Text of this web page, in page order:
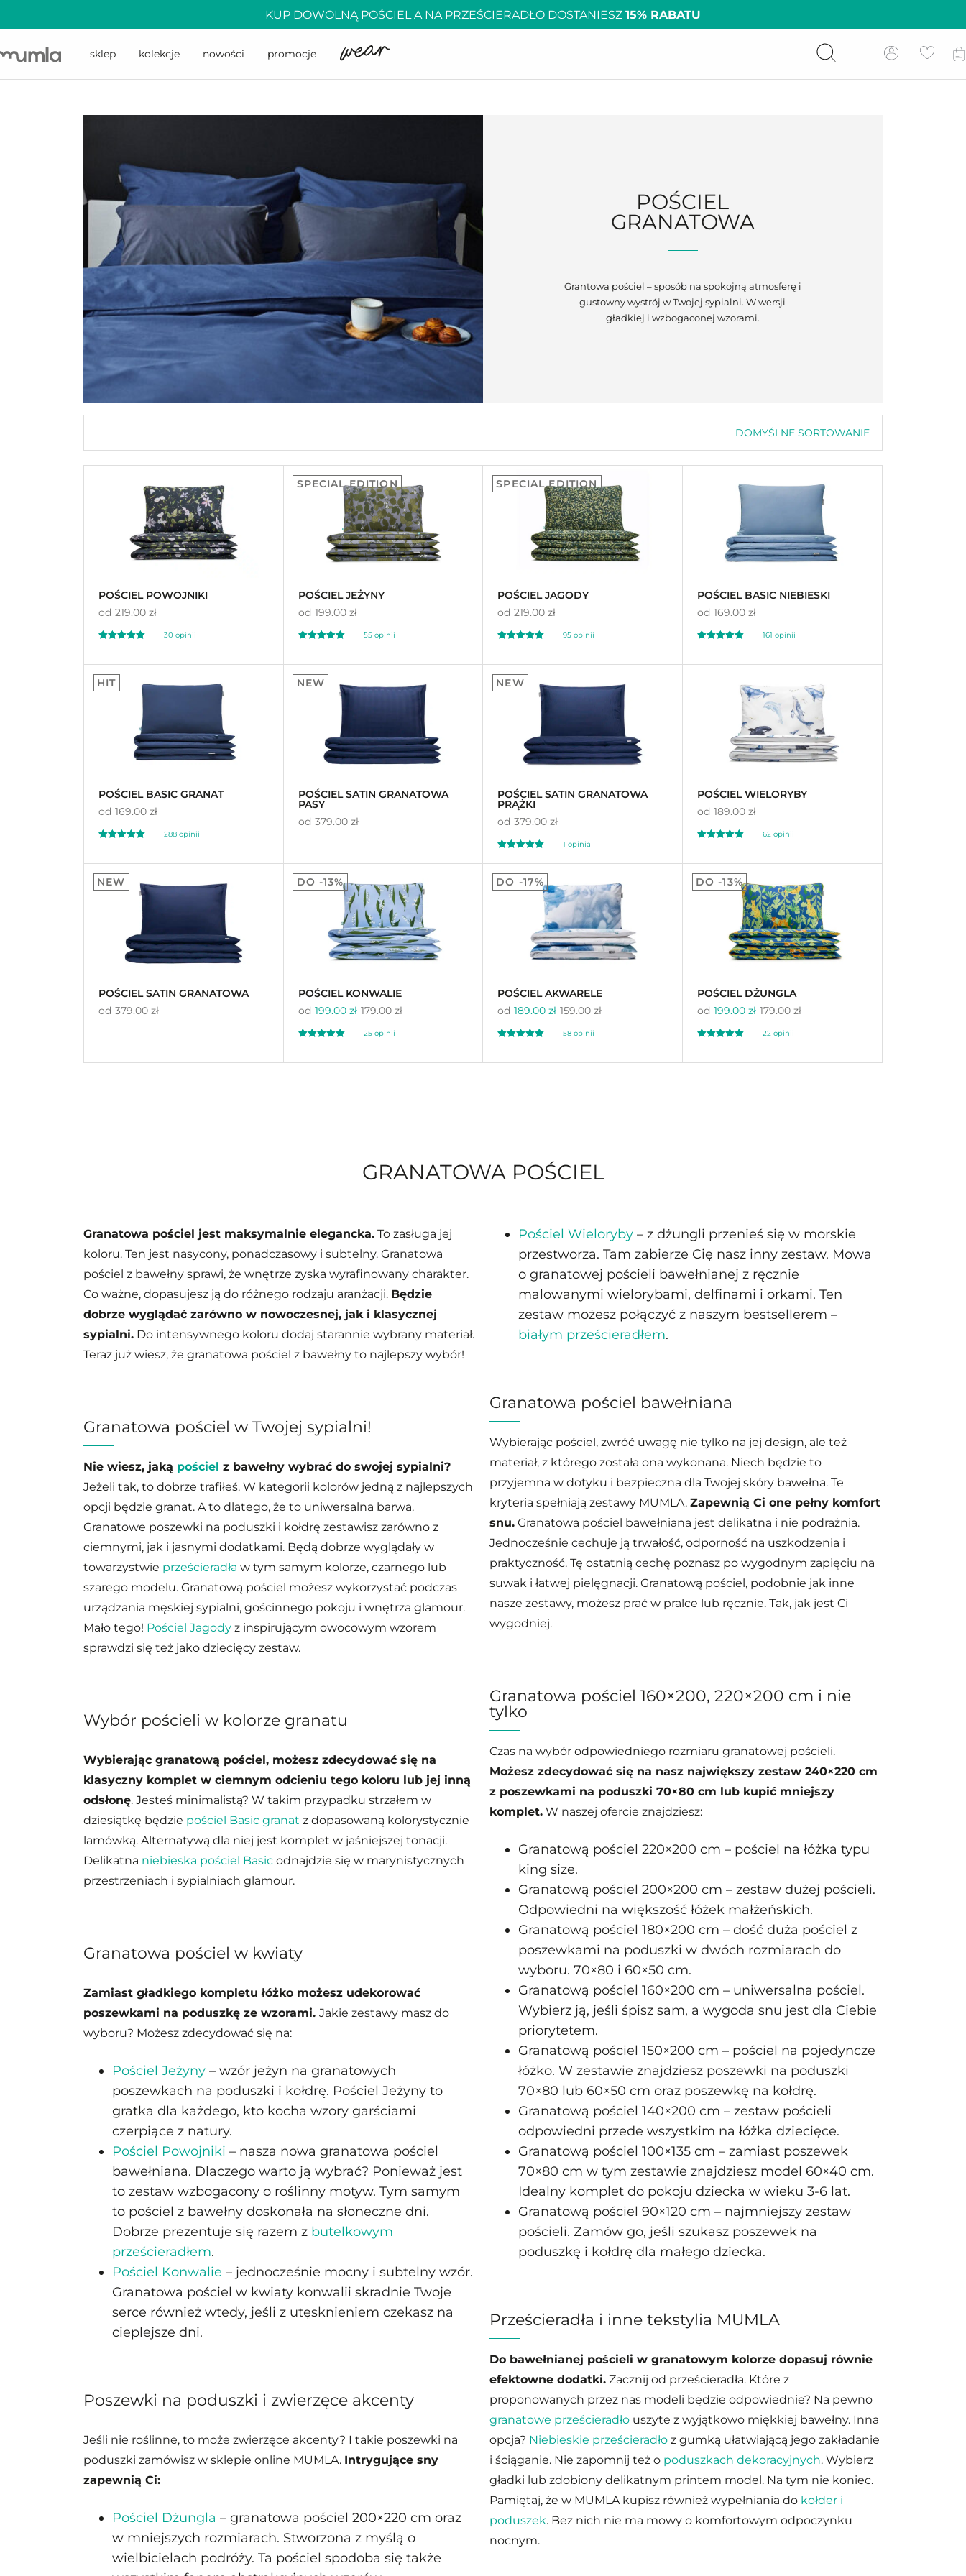
KUP DOWOLNĄ POŚCIEL A NA PRZEŚCIERADŁO DOSTANIESZ 15% RABATU
sklep kolekcje nowości promocje
POŚCIEL
GRANATOWA
Grantowa pościel – sposób na spokojną atmosferę i
gustowny wystrój w Twojej sypialni. W wersji
gładkiej i wzbogaconej wzorami.
DOMYŚLNE SORTOWANIE
Domyślne sortowanie
Sortuj wg popularności
Sortuj wg średniej oceny
Sortuj od najnowszych
Sortuj po cenie od najniższej
Sortuj po cenie od najwyższej
POŚCIEL POWOJNIKI
od 219.00 zł
na 5 na
ocen
30 opinii
SPECIAL EDITION
POŚCIEL JEŻYNY
od 199.00 zł
na 5 na
ocen
55opinii
SPECIAL EDITION
POŚCIEL JAGODY
od 219.00 zł
na 5 na
podstawieocen
95 opinii
POŚCIEL BASIC NIEBIESKI
od 169.00 zł
ocen
161 opinii
HIT
POŚCIEL BASIC GRANAT
od 169.00 zł
na 5 na
ocen
288 opinii
NEW
POŚCIEL SATIN GRANATOWA
PASY
od 379.00 zł
NEW
POŚCIEL SATIN GRANATOWA
PRĄŻKI
od 379.00 zł
5.00
oceny
1 opinia
POŚCIEL WIELORYBY
od 189.00 zł
na 5 na
ocen
62 opinii
NEW
POŚCIEL SATIN GRANATOWA
od 379.00 zł
DO -13%
POŚCIEL KONWALIE
od
179.00 zł
199.00 zł
25opinii
DO -17%
POŚCIEL AKWARELE
od
159.00 zł
189.00 zł
58 opinii
DO -13%
POŚCIEL DŻUNGLA
od
179.00 zł
199.00 zł
22 opinii
GRANATOWA POŚCIEL
Granatowa pościel jest maksymalnie elegancka. To zasługa jej
koloru. Ten jest nasycony, ponadczasowy i subtelny. Granatowa
pościel z bawełny sprawi, że wnętrze zyska wyrafinowany charakter.
Co ważne, dopasujesz ją do różnego rodzaju aranżacji. Będzie
dobrze wyglądać zarówno w nowoczesnej, jak i klasycznej
sypialni. Do intensywnego koloru dodaj starannie wybrany materiał.
Teraz już wiesz, że granatowa pościel z bawełny to najlepszy wybór!
Granatowa pościel w Twojej sypialni!
Nie wiesz, jaką pościel z bawełny wybrać do swojej sypialni?
Jeżeli tak, to dobrze trafiłeś. W kategorii kolorów jedną z najlepszych
opcji będzie granat. A to dlatego, że to uniwersalna barwa.
Granatowe poszewki na poduszki i kołdrę zestawisz zarówno z
ciemnymi, jak i jasnymi dodatkami. Będą dobrze wyglądały w
towarzystwie prześcieradła w tym samym kolorze, czarnego lub
szarego modelu. Granatową pościel możesz wykorzystać podczas
urządzania męskiej sypialni, gościnnego pokoju i wnętrza glamour.
Mało tego! Pościel Jagody z inspirującym owocowym wzorem
sprawdzi się też jako dziecięcy zestaw.
Wybór pościeli w kolorze granatu
Wybierając granatową pościel, możesz zdecydować się na
klasyczny komplet w ciemnym odcieniu tego koloru lub jej inną
odsłonę. Jesteś minimalistą? W takim przypadku strzałem w
dziesiątkę będzie pościel Basic granat z dopasowaną kolorystycznie
lamówką. Alternatywą dla niej jest komplet w jaśniejszej tonacji.
Delikatna niebieska pościel Basic odnajdzie się w marynistycznych
przestrzeniach i sypialniach glamour.
Granatowa pościel w kwiaty
Zamiast gładkiego kompletu łóżko możesz udekorować
poszewkami na poduszkę ze wzorami.Jakie zestawy masz do
wyboru? Możesz zdecydować się na:
Pościel Jeżyny – wzór jeżyn na granatowych
poszewkach na poduszki i kołdrę. Pościel Jeżyny to
gratka dla każdego, kto kocha wzory garściami
czerpiące z natury.
Pościel Powojniki – nasza nowa granatowa pościel
bawełniana. Dlaczego warto ją wybrać? Ponieważ jest
to zestaw wzbogacony o roślinny motyw. Tym samym
to pościel z bawełny doskonała na słoneczne dni.
Dobrze prezentuje się razem z butelkowym
prześcieradłem.
Pościel Konwalie – jednocześnie mocny i subtelny wzór.
Granatowa pościel w kwiaty konwalii skradnie Twoje
serce również wtedy, jeśli z utęsknieniem czekasz na
cieplejsze dni.
Poszewki na poduszki i zwierzęce akcenty
Jeśli nie roślinne, to może zwierzęce akcenty? I takie poszewki na
poduszki zamówisz w sklepie online MUMLA. Intrygujące sny
zapewnią Ci:
Pościel Dżungla – granatowa pościel 200×220 cm oraz
w mniejszych rozmiarach. Stworzona z myślą o
wielbicielach podróży. Ta pościel spodoba się także
Pościel Wieloryby – z dżungli przenieś się w morskie
przestworza. Tam zabierze Cię nasz inny zestaw. Mowa
o granatowej pościeli bawełnianej z ręcznie
malowanymi wielorybami, delfinami i orkami. Ten
zestaw możesz połączyć z naszym bestsellerem –
białym prześcieradłem.
Granatowa pościel bawełniana
Wybierając pościel, zwróć uwagę nie tylko na jej design, ale też
materiał, z którego została ona wykonana. Niech będzie to
przyjemna w dotyku i bezpieczna dla Twojej skóry bawełna. Te
kryteria spełniają zestawy MUMLA. Zapewnią Ci one pełny komfort
snu. Granatowa pościel bawełniana jest delikatna i nie podrażnia.
Jednocześnie cechuje ją trwałość, odporność na uszkodzenia i
praktyczność. Tę ostatnią cechę poznasz po wygodnym zapięciu na
suwak i łatwej pielęgnacji. Granatową pościel, podobnie jak inne
nasze zestawy, możesz prać w pralce lub ręcznie. Tak, jak jest Ci
wygodniej.
Granatowa pościel 160×200, 220×200 cm i nie
tylko
Czas na wybór odpowiedniego rozmiaru granatowej pościeli.
Możesz zdecydować się na nasz największy zestaw 240×220 cm
z poszewkami na poduszki 70×80 cm lub kupić mniejszy
komplet. W naszej ofercie znajdziesz:
Granatową pościel 220×200 cm – pościel na łóżka typu
king size.
Granatową pościel 200×200 cm – zestaw dużej pościeli.
Odpowiedni na większość łóżek małżeńskich.
Granatową pościel 180×200 cm – dość duża pościel z
poszewkami na poduszki w dwóch rozmiarach do
wyboru. 70×80 i 60×50 cm.
Granatową pościel 160×200 cm – uniwersalna pościel.
Wybierz ją, jeśli śpisz sam, a wygoda snu jest dla Ciebie
priorytetem.
Granatową pościel 150×200 cm – pościel na pojedyncze
łóżko. W zestawie znajdziesz poszewki na poduszki
70×80 lub 60×50 cm oraz poszewkę na kołdrę.
Granatową pościel 140×200 cm – zestaw pościeli
odpowiedni przede wszystkim na łóżka dziecięce.
Granatową pościel 100×135 cm – zamiast poszewek
70×80 cm w tym zestawie znajdziesz model 60×40 cm.
Idealny komplet do pokoju dziecka w wieku 3-6 lat.
Granatową pościel 90×120 cm – najmniejszy zestaw
pościeli. Zamów go, jeśli szukasz poszewek na
poduszkę i kołdrę dla małego dziecka.
Prześcieradła i inne tekstylia MUMLA
Do bawełnianej pościeli w granatowym kolorze dopasuj równie
efektowne dodatki. Zacznij od prześcieradła. Które z
proponowanych przez nas modeli będzie odpowiednie? Na pewno
granatowe prześcieradło uszyte z wyjątkowo miękkiej bawełny. Inna
opcja? Niebieskie prześcieradło z gumką ułatwiającą jego zakładanie
i ściąganie. Nie zapomnij też o poduszkach dekoracyjnych. Wybierz
gładki lub zdobiony delikatnym printem model. Na tym nie koniec.
Pamiętaj, że w MUMLA kupisz również wypełniania do kołder i
poduszek. Bez nich nie ma mowy o komfortowym odpoczynku
nocnym.